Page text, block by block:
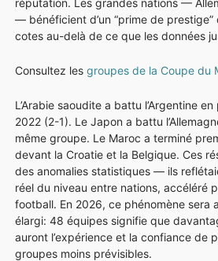
réputation. Les grandes nations —
— bénéficient d’un “prime de
cotes au-delà de ce que les données
Consultez les groupes de la Coupe du
L’Arabie saoudite a battu l’Argentine
2022 (2-1). Le Japon a battu
même groupe. Le Maroc a terminé
devant la Croatie et la Belgique. Ces
des anomalies statistiques — ils
réel du niveau entre nations, accéléré
football. En 2026, ce phénomène sera
élargi: 48 équipes signifie que
auront l’expérience et la confiance de
groupes moins prévisibles.